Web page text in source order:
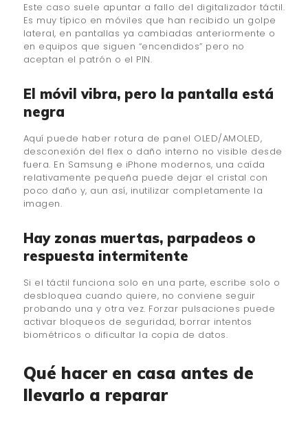
Este caso suele apuntar a fallo del digitalizador táctil.
Es muy típico en móviles que han recibido un golpe
lateral, en pantallas ya cambiadas anteriormente o
en equipos que siguen “encendidos” pero no
aceptan el patrón o el PIN.
El móvil vibra, pero la pantalla está
negra
Aquí puede haber rotura de panel OLED/AMOLED,
desconexión del flex o daño interno no visible desde
fuera. En Samsung e iPhone modernos, una caída
relativamente pequeña puede dejar el cristal con
poco daño y, aun así, inutilizar completamente la
imagen.
Hay zonas muertas, parpadeos o
respuesta intermitente
Si el táctil funciona solo en una parte, escribe solo o
desbloquea cuando quiere, no conviene seguir
probando una y otra vez. Forzar pulsaciones puede
activar bloqueos de seguridad, borrar intentos
biométricos o dificultar la copia de datos.
Qué hacer en casa antes de
llevarlo a reparar